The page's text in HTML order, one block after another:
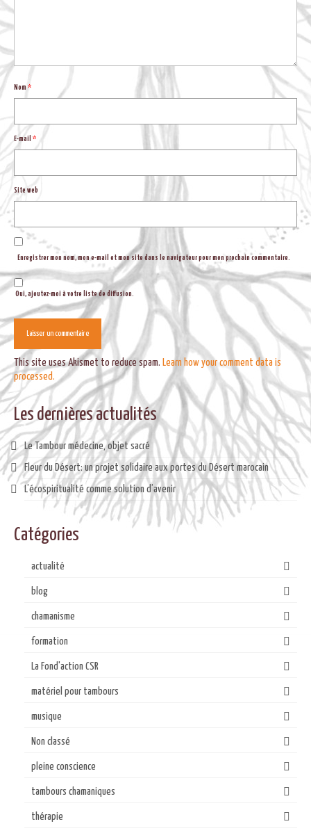
Nom *
E-mail *
Site web
Enregistrer mon nom, mon e-mail et mon site dans le navigateur pour mon prochain commentaire.
Oui, ajoutez-moi à votre liste de diffusion.
This site uses Akismet to reduce spam. Learn how your comment data is
processed.
Les dernières actualités
Le Tambour médecine, objet sacré
Fleur du Désert: un projet solidaire aux portes du Désert marocain
L’écospiritualité comme solution d’avenir
Catégories
actualité
blog
chamanisme
formation
La Fond'action CSR
matériel pour tambours
musique
Non classé
pleine conscience
tambours chamaniques
thérapie